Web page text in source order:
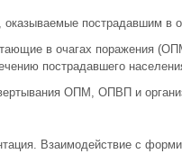
пострадавшим в
в очагах поражения
пострадавшего
ОПМ, ОПВП и
Взаимодействие с